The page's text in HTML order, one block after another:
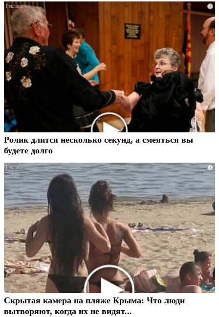
i
Ролик длится несколько секунд, а смеяться вы
будете долго
i
Скрытая камера на пляже Крыма: Что люди
вытворяют, когда их не видят...